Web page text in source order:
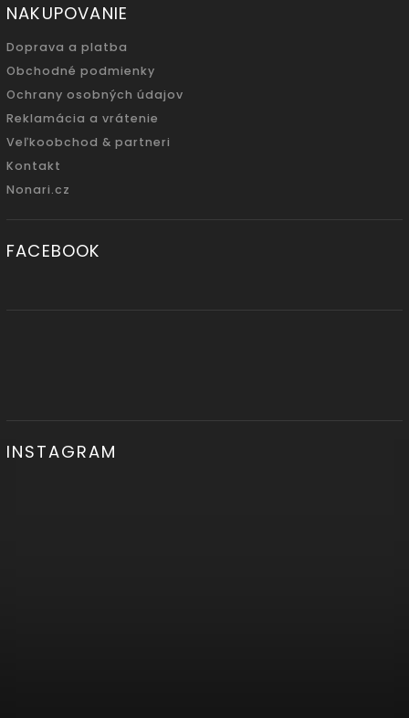
NAKUPOVANIE
Doprava a platba
Obchodné podmienky
Ochrany osobných údajov
Reklamácia a vrátenie
Veľkoobchod & partneri
Kontakt
Nonari.cz
FACEBOOK
INSTAGRAM